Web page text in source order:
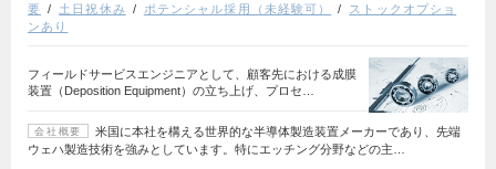
要
土日祝休み ポテンシャル採用（未経験可）
ストックオプショ
ンあり
フィールドサービスエンジニアとして、顧客先における成膜
装置（Deposition Equipment）の立ち上げ、プロセ…
会社概要
米国に本社を構える世界的な半導体製造装置メーカーであり、先端
ウェハ製造技術を強みとしています。特にエッチング分野などの主…